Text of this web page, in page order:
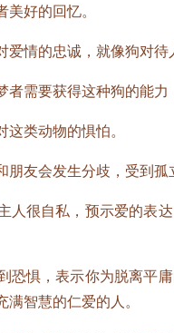
好的回忆。
情的忠诚，就像狗对待
需要获得这种狗的能力
类动物的惧怕。
友会发生分歧，受到孤
很自私，预示爱的表达
惧，表示你为脱离平庸
智慧的仁爱的人。